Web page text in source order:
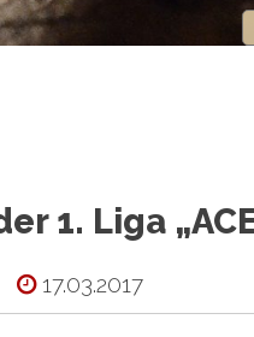
1. Liga
17.03.2017